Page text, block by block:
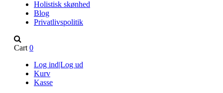
Holistisk skønhed
Blog
Privatlivspolitik
Cart 0
Log ind|Log ud
Kurv
Kasse